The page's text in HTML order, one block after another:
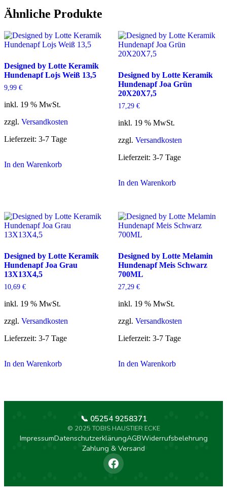
Ähnliche Produkte
Designed by Lotte Keramik
Hundenapf Lojs Weiß 13,5
9,99 €
inkl. 19 % MwSt.
zzgl. Versandkosten
Lieferzeit: 3-7 Tage
In den Warenkorb
Designed by Lotte Keramik
Hundenapf Joa Grün
20X20X7,5
17,29 €
inkl. 19 % MwSt.
zzgl. Versandkosten
Lieferzeit: 3-7 Tage
In den Warenkorb
Designed by Lotte Keramik
Hundenapf Joa Grau
13X13X4,5
10,69 €
inkl. 19 % MwSt.
zzgl. Versandkosten
Lieferzeit: 3-7 Tage
In den Warenkorb
Designed by Lotte Melamin
Hundenapf Meis Schwarz
700ML
27,29 €
inkl. 19 % MwSt.
zzgl. Versandkosten
Lieferzeit: 3-7 Tage
In den Warenkorb
ImpressumDatenschutzerklärungAGBWiderrufsbelehrung
Zahlung & Versand
📞 05254 9258371
© 2025 TOBIS HAUSTIER ECKE